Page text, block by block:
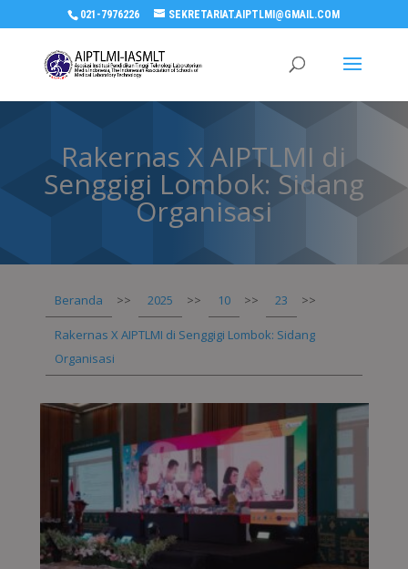
021-7976226 SEKRETARIAT.AIPTLMI@GMAIL.COM
Rakernas X AIPTLMI di
Senggigi Lombok: Sidang
Organisasi
Beranda >> 2025 >> 10 >> 23 >>
Rakernas X AIPTLMI di Senggigi Lombok: Sidang
Organisasi